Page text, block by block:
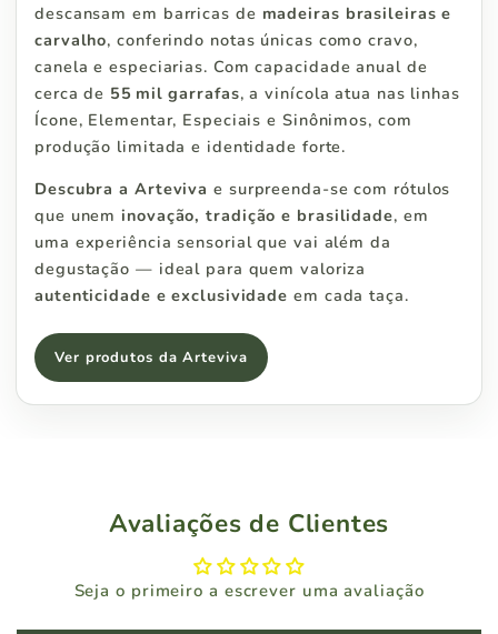
descansam em barricas de madeiras brasileiras e
carvalho, conferindo notas únicas como cravo,
canela e especiarias. Com capacidade anual de
cerca de 55 mil garrafas, a vinícola atua nas linhas
Ícone, Elementar, Especiais e Sinônimos, com
produção limitada e identidade forte.
Descubra a Arteviva e surpreenda‑se com rótulos
que uneminovação, tradição e brasilidade, em
uma experiência sensorial que vai além da
degustação — ideal para quem valoriza
autenticidade e exclusividade em cada taça.
Ver produtos da Arteviva
Avaliações de Clientes
Seja o primeiro a escrever uma avaliação